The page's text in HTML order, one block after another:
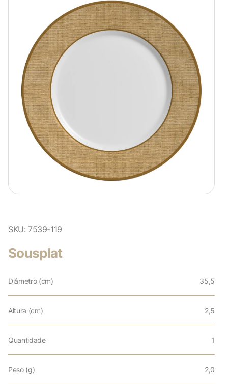
SKU: 7539-119
Sousplat
Diâmetro (cm) 35,5
Altura (cm) 2,5
Quantidade 1
Peso (g) 2,0